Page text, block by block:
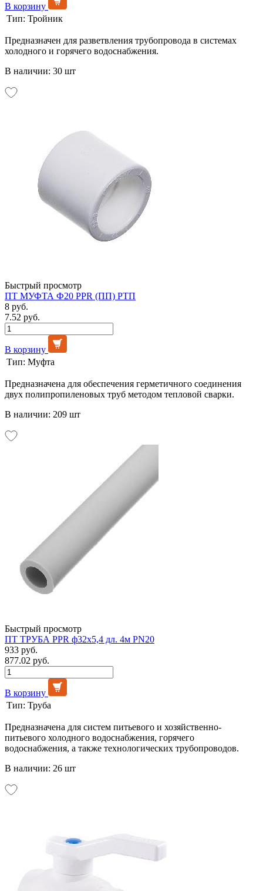
В корзину
Тип: Тройник
Предназначен для разветвления трубопровода в системах
холодного и горячего водоснабжения.
В наличии: 30 шт
Быстрый просмотр
ПТ МУФТА Ф20 PPR (ПП) РТП
8 руб.
7.52 руб.
В корзину
Тип: Муфта
Предназначена для обеспечения герметичного соединения
двух полипропиленовых труб методом тепловой сварки.
В наличии: 209 шт
Быстрый просмотр
ПТ ТРУБА PPR ф32х5,4 дл. 4м PN20
933 руб.
877.02 руб.
В корзину
Тип: Труба
Предназначена для систем питьевого и хозяйственно-
питьевого холодного водоснабжения, горячего
водоснабжения, а также технологических трубопроводов.
В наличии: 26 шт